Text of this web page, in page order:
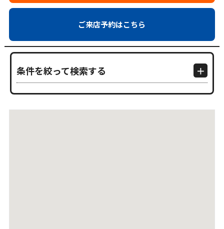
ご来店予約はこちら
条件を絞って検索する